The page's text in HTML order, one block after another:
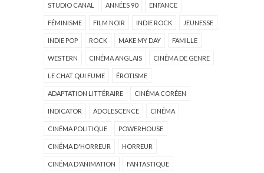
STUDIO CANAL ANNÉES 90 ENFANCE
FÉMINISME FILM NOIR INDIE ROCK JEUNESSE
INDIE POP ROCK MAKE MY DAY FAMILLE
WESTERN CINÉMA ANGLAIS CINÉMA DE GENRE
LE CHAT QUI FUME ÉROTISME
ADAPTATION LITTÉRAIRE CINÉMA CORÉEN
INDICATOR ADOLESCENCE CINÉMA
CINÉMA POLITIQUE POWERHOUSE
CINÉMA D'HORREUR HORREUR
CINÉMA D'ANIMATION FANTASTIQUE